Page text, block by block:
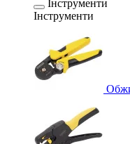
Інструменти
Інструменти